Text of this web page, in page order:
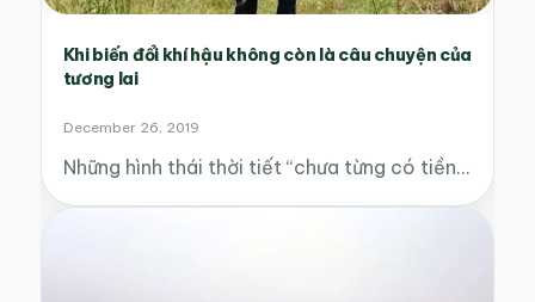
Khi biến đổi khí hậu không còn là câu chuyện của
tương lai
December 26, 2019
Những hình thái thời tiết “chưa từng có tiền…